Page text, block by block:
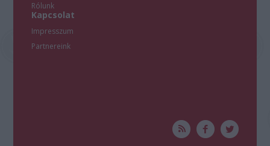
Rólunk
Kapcsolat
Impresszum
Partnereink